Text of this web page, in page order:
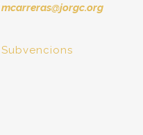
mcarreras@jorgc.org
Subvencions